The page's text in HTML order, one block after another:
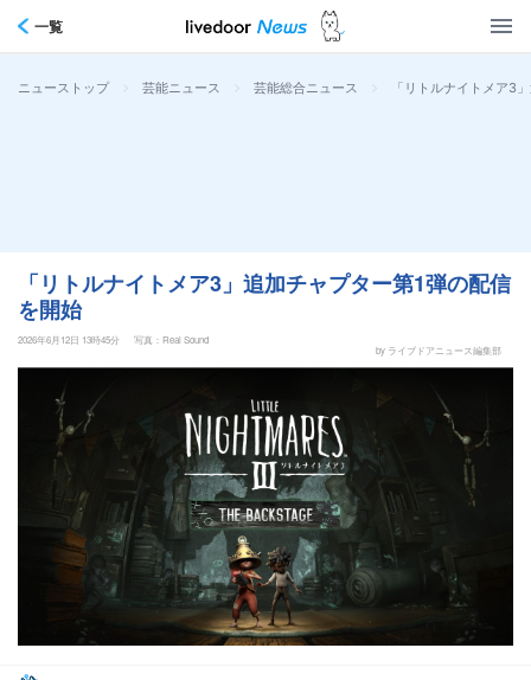
一覧
ニューストップ > 芸能ニュース > 芸能総合ニュース > 「リトルナイトメア3
「リトルナイトメア3」追加チャプター第1弾の配信
を開始
2026年6月12日 13時45分
写真：Real Sound
by ライブドアニュース編集部